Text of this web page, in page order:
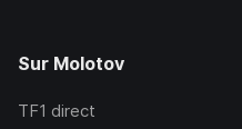
Sur Molotov
TF1 direct